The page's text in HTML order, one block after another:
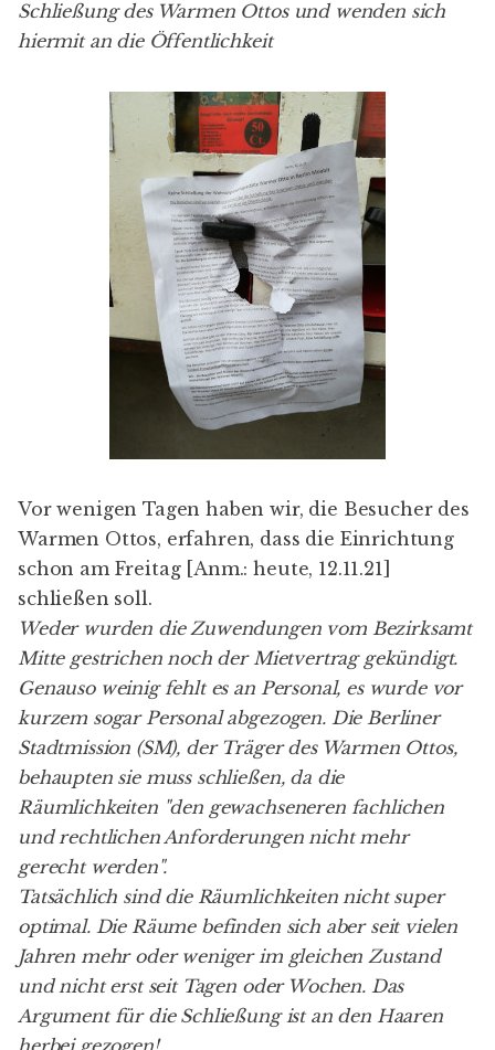
Schließung des Warmen Ottos und wenden sich
hiermit an die Öffentlichkeit
Vor wenigen Tagen haben wir, die Besucher des
Warmen Ottos, erfahren, dass die Einrichtung
schon am Freitag [Anm.: heute, 12.11.21]
schließen soll.
Weder wurden die Zuwendungen vom Bezirksamt
Mitte gestrichen noch der Mietvertrag gekündigt.
Genauso weinig fehlt es an Personal, es wurde vor
kurzem sogar Personal abgezogen. Die Berliner
Stadtmission (SM), der Träger des Warmen Ottos,
behaupten sie muss schließen, da die
Räumlichkeiten "den gewachseneren fachlichen
und rechtlichen Anforderungen nicht mehr
gerecht werden".
Tatsächlich sind die Räumlichkeiten nicht super
optimal. Die Räume befinden sich aber seit vielen
Jahren mehr oder weniger im gleichen Zustand
und nicht erst seit Tagen oder Wochen. Das
Argument für die Schließung ist an den Haaren
herbei gezogen!